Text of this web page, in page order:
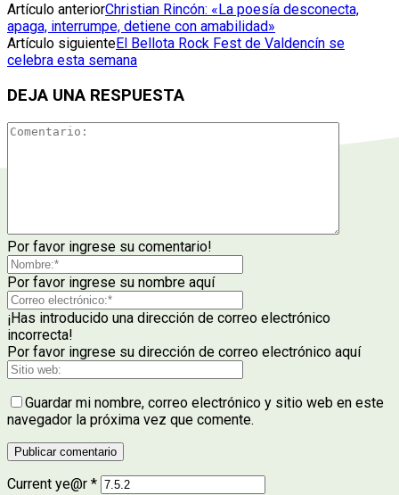
Artículo anteriorChristian Rincón: «La poesía desconecta,
apaga, interrumpe, detiene con amabilidad»
Artículo siguienteEl Bellota Rock Fest de Valdencín se
celebra esta semana
DEJA UNA RESPUESTA
Por favor ingrese su comentario!
Por favor ingrese su nombre aquí
¡Has introducido una dirección de correo electrónico
incorrecta!
Por favor ingrese su dirección de correo electrónico aquí
Guardar mi nombre, correo electrónico y sitio web en este
navegador la próxima vez que comente.
Current ye@r *